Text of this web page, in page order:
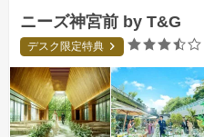
ニーズ神宮前 by T&G
デスク限定特典